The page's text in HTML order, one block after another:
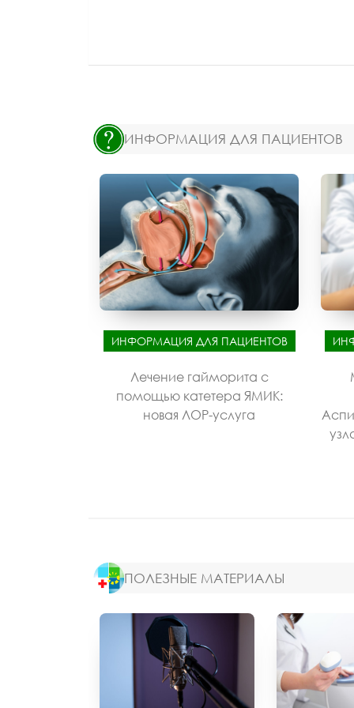
ИНФОРМАЦИЯ ДЛЯ ПАЦИЕНТОВ
ИНФОРМАЦИЯ ДЛЯ ПАЦИЕНТОВ
Лечение гайморита с
помощью катетера ЯМИК:
новая ЛОР-услуга
ПОЛЕЗНЫЕ МАТЕРИАЛЫ